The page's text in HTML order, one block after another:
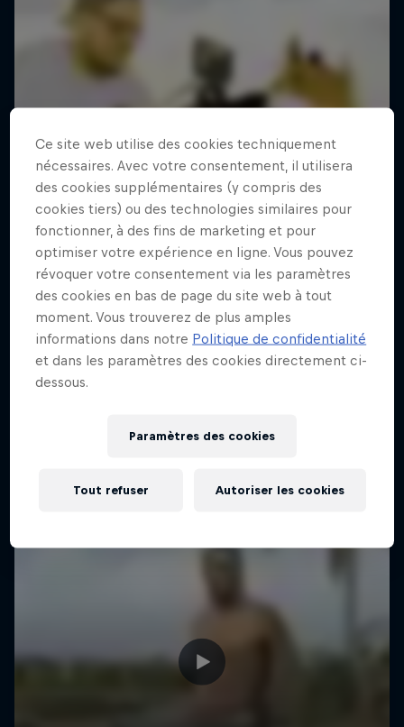
Ce site web utilise des cookies techniquement
nécessaires. Avec votre consentement, il utilisera
des cookies supplémentaires (y compris des
cookies tiers) ou des technologies similaires pour
fonctionner, à des fins de marketing et pour
optimiser votre expérience en ligne. Vous pouvez
révoquer votre consentement via les paramètres
des cookies en bas de page du site web à tout
moment. Vous trouverez de plus amples
informations dans notre Politique de confidentialité
et dans les paramètres des cookies directement ci-
dessous.
Paramètres des cookies
Tout refuser Autoriser les cookies